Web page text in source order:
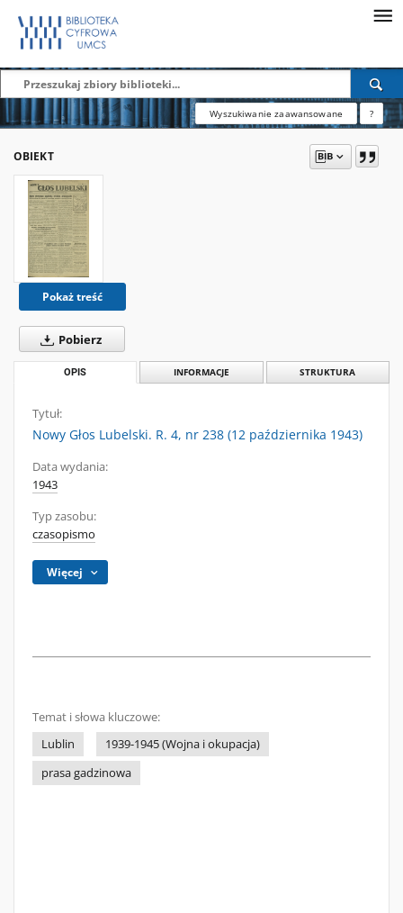
Wyszukiwanie zaawansowane ?
OBIEKT
Pokaż treść
Pobierz
OPIS INFORMACJE STRUKTURA
Tytuł:
Nowy Głos Lubelski. R. 4, nr 238 (12 października 1943)
Data wydania:
1943
Typ zasobu:
czasopismo
Więcej
Temat i słowa kluczowe:
Lublin
1939-1945 (Wojna i okupacja)
prasa gadzinowa